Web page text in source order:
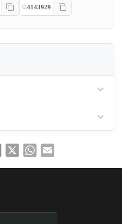
4143929
Facebook WhatsApp